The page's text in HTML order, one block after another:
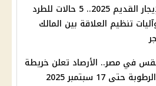
قانون الإيجار القديم 2025.. 5 حالات للطرد
تنظيم العلاقة بين المالك
في مصر.. الأرصاد تعلن خريطة
حتى 17 سبتمبر 2025